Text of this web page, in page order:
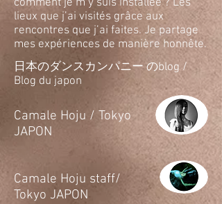
comment je m’y suis installée ? Les
lieux que j’ai visités grâce aux
rencontres que j’ai faites. Je partage
mes expériences de manière honnête.
日本のダンスカンパニー のblog /
Blog du japon
​Camale Hoju / Tokyo
JAPON
​Camale Hoju staff/
Tokyo JAPON